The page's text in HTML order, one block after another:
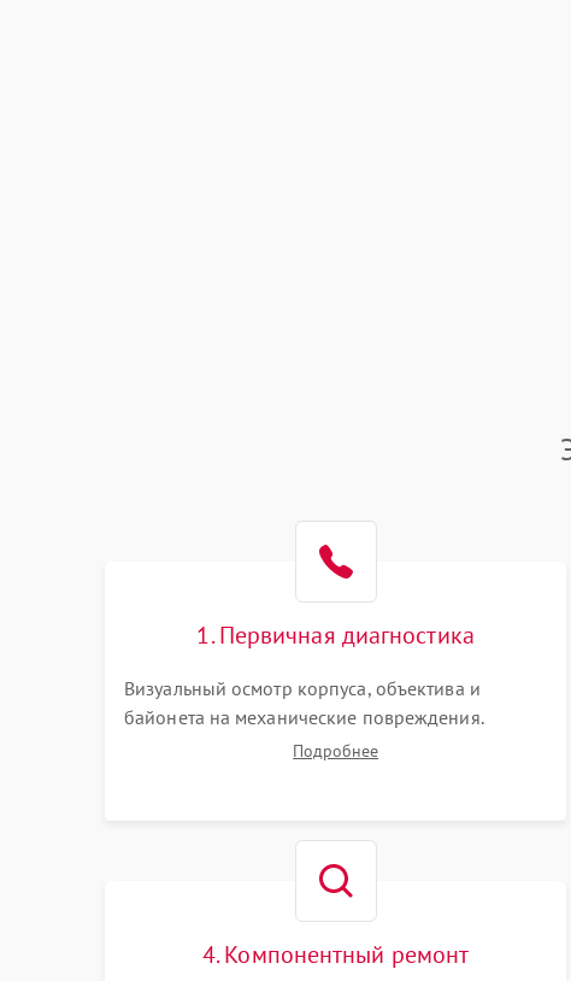
1. Первичная диагностика
Визуальный осмотр корпуса, объектива и
байонета на механические повреждения.
Проверка реакции на включение, считывание
Подробнее
4. Компонентный ремонт